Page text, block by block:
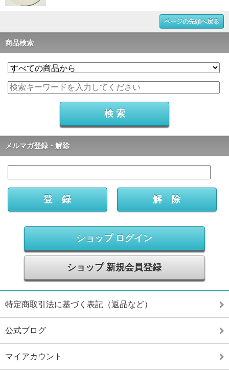
ページの先頭へ戻る
商品検索
メルマガ登録・解除
ショップ ログイン
ショップ 新規会員登録
特定商取引法に基づく表記（返品など）
公式ブログ
マイアカウント